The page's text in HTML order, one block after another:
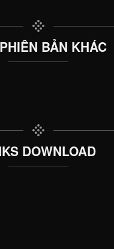
BẢN KHÁC
DOWNLOAD